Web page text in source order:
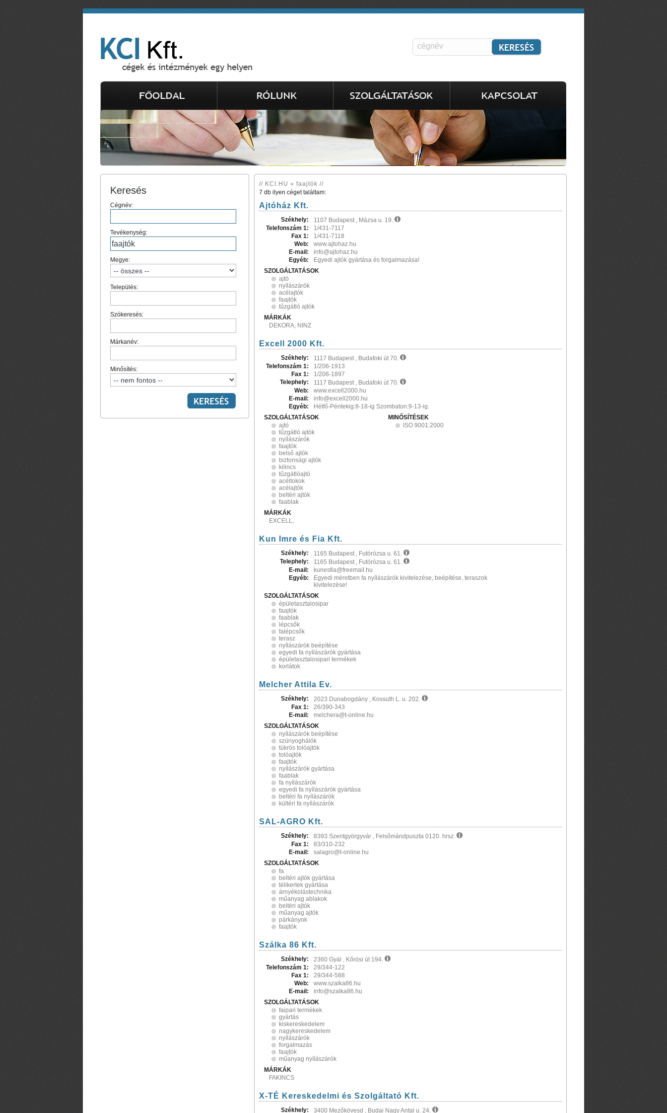
Keresés
Cégnév:
Tevékenység:
Megye:
Település:
Szókeresés:
Márkanév:
Minősítés:
// KCI.HU « faajtók //
7 db ilyen céget találtam:
Ajtóház Kft.
Székhely:
1107 Budapest , Mázsa u. 19.
Telefonszám 1:
1/431-7117
Fax 1:
1/431-7118
Web:
www.ajtohaz.hu
E-mail:
info@ajtohaz.hu
Egyéb:
Egyedi ajtók gyártása és forgalmazása!
SZOLGÁLTATÁSOK
ajtó
nyílászárók
acélajtók
faajtók
tűzgátló ajtók
MÁRKÁK
DEKORA, NINZ
Excell 2000 Kft.
Székhely:
1117 Budapest , Budafoki út 70.
Telefonszám 1:
1/206-1913
Fax 1:
1/206-1897
Telephely:
1117 Budapest , Budafoki út 70.
Web:
www.excell2000.hu
E-mail:
info@excell2000.hu
Egyéb:
Hétfő-Péntekig:8-18-ig Szombaton:9-13-ig.
SZOLGÁLTATÁSOK
ajtó
tűzgátló ajtók
nyílászárók
faajtók
belső ajtók
biztonsági ajtók
kilincs
tűzgátlóajtó
acéltokok
acélajtók
beltéri ajtók
faablak
MINŐSÍTÉSEK
ISO 9001:2000
MÁRKÁK
EXCELL,
Kun Imre és Fia Kft.
Székhely:
1165 Budapest , Futórózsa u. 61.
Telephely:
1165 Budapest , Futórózsa u. 61.
E-mail:
kunesfia@freemail.hu
Egyéb:
Egyedi méretben fa nyílászárók kivitelezése, beépítése, teraszok
kivitelezése!
SZOLGÁLTATÁSOK
épületasztalosipar
faajtók
faablak
lépcsők
falépcsők
terasz
nyílászárók beépítése
egyedi fa nyílászárók gyártása
épületasztalosipari termékek
korlátok
Melcher Attila Ev.
Székhely:
2023 Dunabogdány , Kossuth L. u. 202.
Fax 1:
26/390-343
E-mail:
melchera@t-online.hu
SZOLGÁLTATÁSOK
nyílászárók beépítése
szúnyoghálók
tükrös tolóajtók
tolóajtók
faajtók
nyílászárók gyártása
faablak
fa nyílászárók
egyedi fa nyílászárók gyártása
beltéri fa nyílászárók
kültéri fa nyílászárók
SAL-AGRO Kft.
Székhely:
8393 Szentgyörgyvár , Felsőmándpuszta 0120. hrsz.
Fax 1:
83/310-232
E-mail:
salagro@t-online.hu
SZOLGÁLTATÁSOK
fa
beltéri ajtók gyártása
télikertek gyártása
árnyékolástechnika
műanyag ablakok
beltéri ajtók
műanyag ajtók
párkányok
faajtók
Szálka 86 Kft.
Székhely:
2360 Gyál , Kőrösi út 194.
Telefonszám 1:
29/344-122
Fax 1:
29/344-588
Web:
www.szalka86.hu
E-mail:
info@szalka86.hu
SZOLGÁLTATÁSOK
faipari termékek
gyártás
kiskereskedelem
nagykereskedelem
nyílászárók
forgalmazás
faajtók
műanyag nyílászárók
MÁRKÁK
FAKINCS
X-TÉ Kereskedelmi és Szolgáltató Kft.
Székhely: 3400 Mezőkövesd , Budai Nagy Antal u. 24.